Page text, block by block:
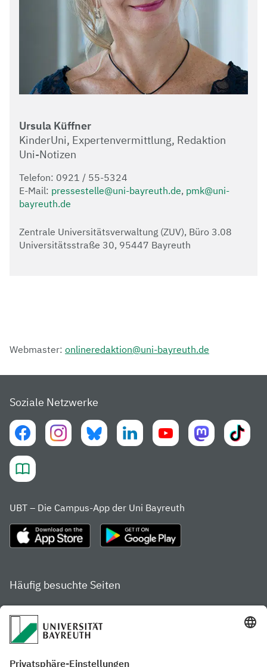
Ursula Küffner
KinderUni, Expertenvermittlung, Redaktion
Uni-Notizen
Telefon: 0921 / 55-5324
E-Mail: pressestelle@uni-bayreuth.de, pmk@uni-
bayreuth.de
Zentrale Universitätsverwaltung (ZUV), Büro 3.08
Universitätsstraße 30, 95447 Bayreuth
Webmaster: onlineredaktion@uni-bayreuth.de
Soziale Netzwerke
UBT – Die Campus-App der Uni Bayreuth
Häufig besuchte Seiten
Studienportal
Gamechanger Campus
Aktuelle
Pressemitteilungen
Studiengangsfinder
Services & Beratung für